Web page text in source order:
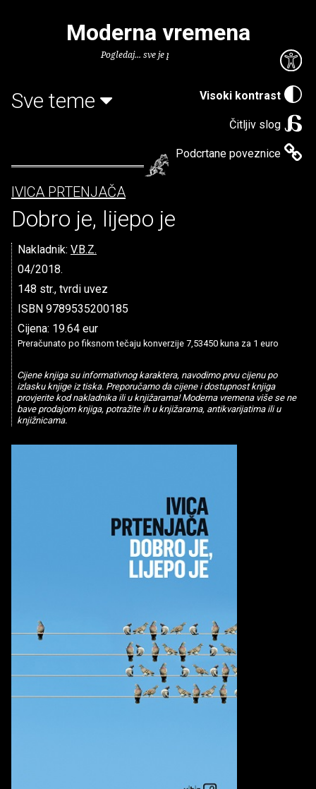
Visoki kontrast
Čitljiv slog
Podcrtane poveznice
Moderna vremena
Pogledaj... sve je puno knjiga.
Sve teme
IVICA PRTENJAČA
Dobro je, lijepo je
Nakladnik: V.B.Z.
04/2018.
148 str., tvrdi uvez
ISBN 9789535200185
Cijena: 19.64 eur
Preračunato po fiksnom tečaju konverzije 7,53450 kuna za 1 euro
Cijene knjiga su informativnog karaktera, navodimo prvu cijenu po
izlasku knjige iz tiska. Preporučamo da cijene i dostupnost knjiga
provjerite kod nakladnika ili u knjižarama! Moderna vremena više se ne
bave prodajom knjiga, potražite ih u knjižarama, antikvarijatima ili u
knjižnicama.